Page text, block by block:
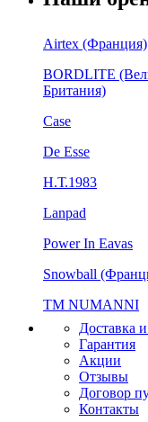
Airtex (Франция)
BORDLITE
Британия)
Case
De Esse
H.Т.1983
Lanpad
Power In Eavas
Snowball
ТМ NUMANNI
Доставка
Гарантия
Акции
Отзывы
Договор
Контакты